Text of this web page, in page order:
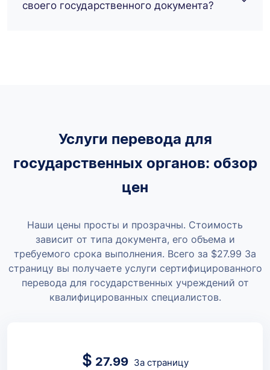
своего государственного документа?
Услуги перевода для
государственных органов: обзор
цен
Наши цены просты и прозрачны. Стоимость
зависит от типа документа, его объема и
требуемого срока выполнения. Всего за $27.99 За
страницу вы получаете услуги сертифицированного
перевода для государственных учреждений от
квалифицированных специалистов.
$ 27.99 За страницу